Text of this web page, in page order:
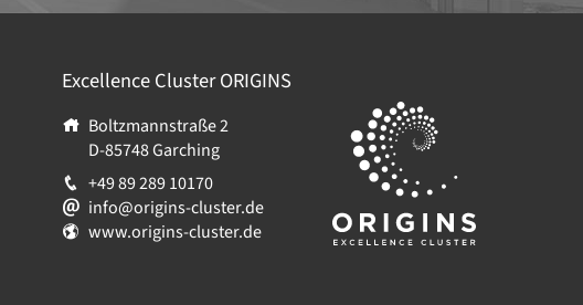
Excellence ClusterORIGINS
Boltzmannstraße 2
D-85748Garching
+49 89 289 10170
info@origins-cluster.de
www.origins-cluster.de